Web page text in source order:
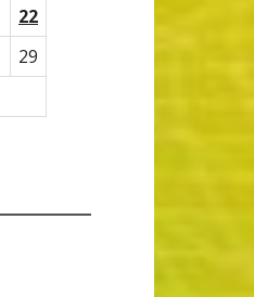
22
29